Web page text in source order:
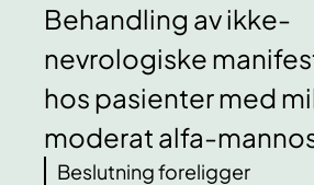
Behandling av ikke-
nevrologiske
hos pasienter med
moderat alfa-
Beslutning foreligger